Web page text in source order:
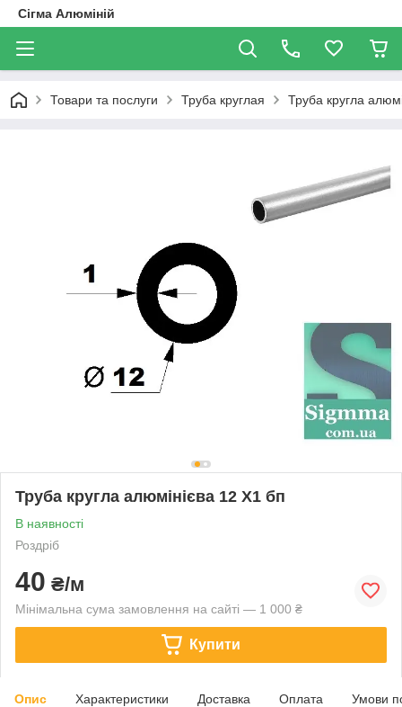
Сігма Алюміній
Товари та послуги Труба круглая Труба кругла
Труба кругла алюмінієва 12 Х1 бп
В наявності
Роздріб
40 ₴/м
Мінімальна сума замовлення на сайті — 1 000 ₴
Купити
Опис Характеристики Доставка Оплата Умови